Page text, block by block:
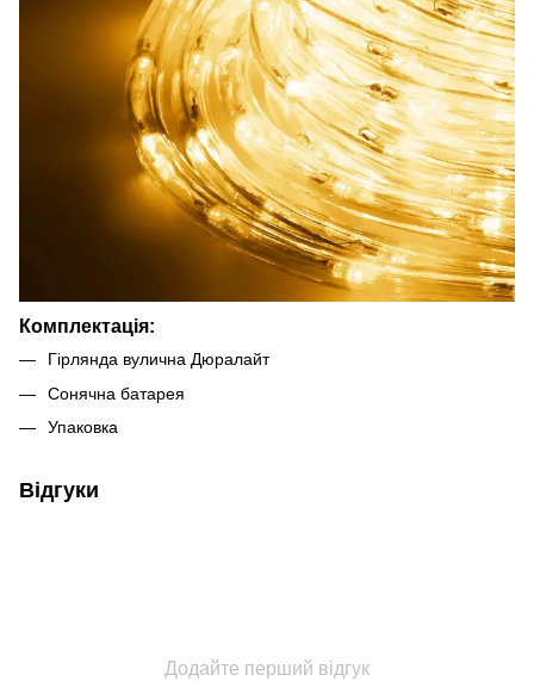
Комплектація:
Гірлянда вулична Дюралайт
Сонячна батарея
Упаковка
Відгуки
Додайте перший відгук